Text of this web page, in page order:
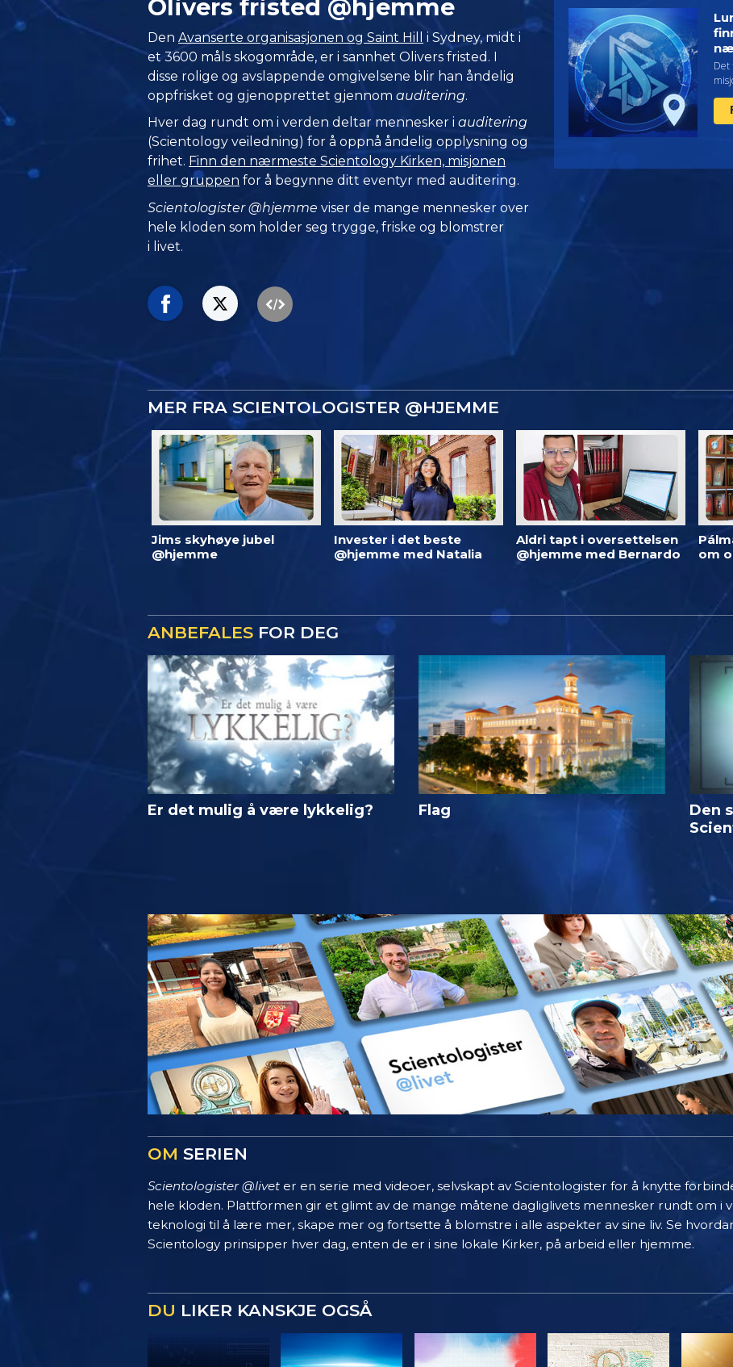
Olivers fristed @hjemme
DenAvanserte organisasjonen og Saint Hill
i Sydney, midt i
et 3600 måls skogområde, er i sannhet Olivers fristed. I
disse rolige og avslappende omgivelsene blir han åndelig
oppfrisket og gjenopprettet gjennomauditering.
Hver dag rundt om i verden deltar mennesker iauditering
(Scientology veiledning) for å oppnå åndelig opplysning og
frihet. Finn den nærmeste Scientology Kirken, misjonen
eller gruppen for å begynne ditt eventyr med auditering.
Scientologister @hjemme viser de mange mennesker over
hele kloden som holder seg trygge, friske og blomstrer
i livet.
Det
MER FRA SCIENTOLOGISTER @HJEMME
Jims skyhøye jubel
@hjemme
Invester i det beste
@hjemme med Natalia
Aldri tapt i oversettelsen
@hjemme med Bernardo
om
ANBEFALES FOR DEG
Er det mulig å være lykkelig? Flag
Den
OM SERIEN
Scientologister @livet er en serie med videoer, selvskapt av Scientologister for å knytte
hele kloden. Plattformen gir et glimt av de mange måtene dagliglivets mennesker rundt om i
teknologi til å lære mer, skape mer og fortsette å blomstre i alle aspekter av sine liv. Se
Scientology prinsipper hver dag, enten de er i sine lokale Kirker, på arbeid eller hjemme.
DU LIKER KANSKJE OGSÅ